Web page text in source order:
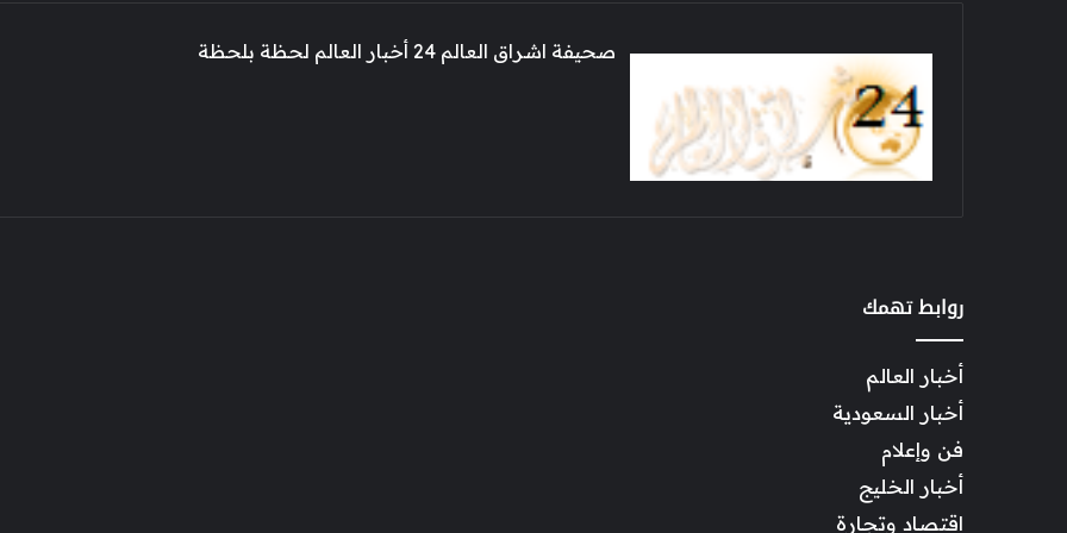
صحيفة اشراق العالم 24 أخبار العالم لحظة بلحظة
روابط تهمك
أخبار العالم
أخبار السعودية
فن وإعلام
أخبار الخليج
اقتصاد وتجارة